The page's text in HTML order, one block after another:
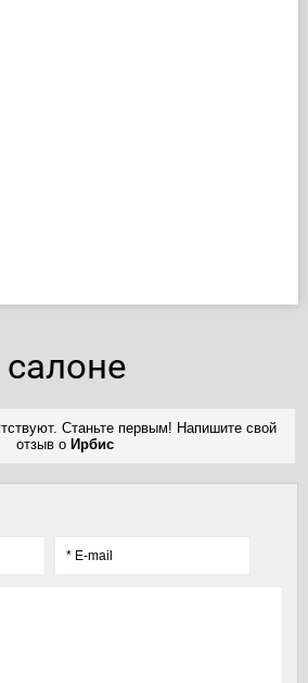
Станьте первым! Напишите свой
отзыв о Ирбис